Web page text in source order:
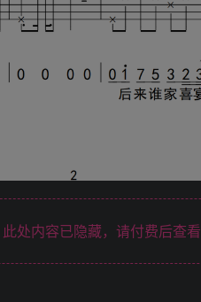
此处内容已隐藏，请付费后查看